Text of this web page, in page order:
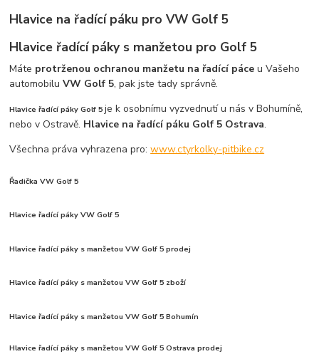
Hlavice na řadící páku pro VW Golf 5
Hlavice řadící páky s manžetou pro Golf 5
Máte protrženou ochranou manžetu na řadící páce u Vašeho
automobilu VW Golf 5, pak jste tady správně.
Hlavice řadící páky Golf 5 je k osobnímu vyzvednutí u nás v Bohumíně,
nebo v Ostravě. Hlavice na řadící páku Golf 5 Ostrava.
Všechna práva vyhrazena pro:www.ctyrkolky-pitbike.cz
Řadička VW Golf 5
Hlavice řadící páky VW Golf 5
Hlavice řadící páky s manžetou VW Golf 5 prodej
Hlavice řadící páky s manžetou VW Golf 5 zboží
Hlavice řadící páky s manžetou VW Golf 5 Bohumín
Hlavice řadící páky s manžetou VW Golf 5 Ostrava prodej